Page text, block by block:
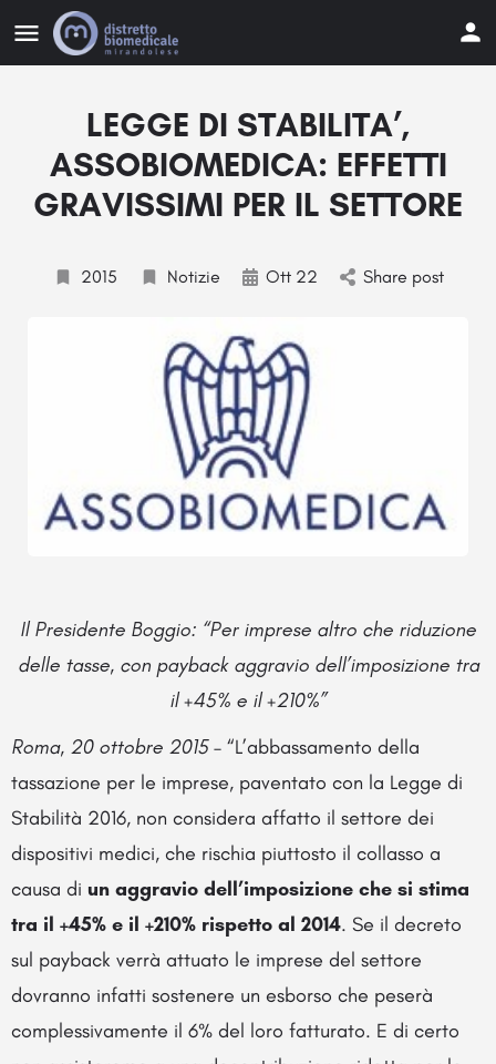
LEGGE DI STABILITA’,
ASSOBIOMEDICA: EFFETTI
GRAVISSIMI PER IL SETTORE
2015 Notizie Ott 22 Share post
Il Presidente Boggio: “Per imprese altro che riduzione
delle tasse, con payback aggravio dell’imposizione tra
il +45% e il +210%”
Roma, 20 ottobre 2015– “L’abbassamento della
tassazione per le imprese, paventato con la Legge di
Stabilità 2016, non considera affatto il settore dei
dispositivi medici, che rischia piuttosto il collasso a
causa di un aggravio dell’imposizione che si stima
tra il +45% e il +210% rispetto al 2014. Se il decreto
sul payback verrà attuato le imprese del settore
dovranno infatti sostenere un esborso che peserà
complessivamente il 6% del loro fatturato. E di certo